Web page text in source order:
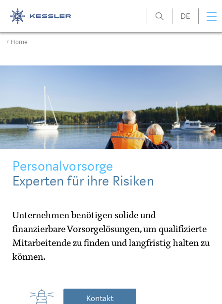
Kessler DE
Home
Personalvorsorge
Experten für ihre Risiken
Unternehmen benötigen solide und
finanzierbare Vorsorgelösungen, um qualifizierte
Mitarbeitende zu finden und langfristig halten zu
können.
Kontakt